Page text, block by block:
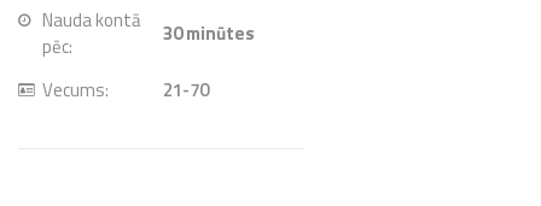
Nauda kontā
pēc:
30minūtes
Vecums: 21-70